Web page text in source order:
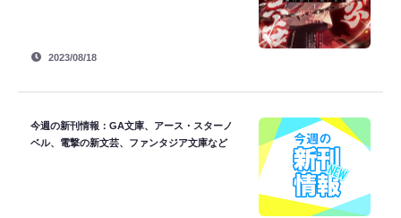
2023/08/18
今週の新刊情報：GA文庫、アース・スターノ
ベル、電撃の新文芸、ファンタジア文庫など